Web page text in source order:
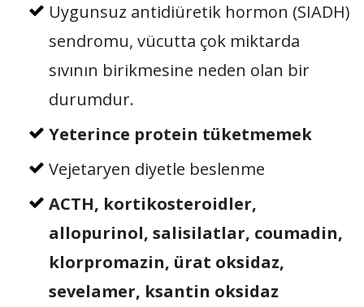
Uygunsuz antidiüretik hormon (SIADH)
sendromu, vücutta çok miktarda
sıvının birikmesine neden olan bir
durumdur.
Yeterince protein tüketmemek
Vejetaryen diyetle beslenme
ACTH, kortikosteroidler,
allopurinol, salisilatlar, coumadin,
klorpromazin, ürat oksidaz,
sevelamer, ksantin oksidaz